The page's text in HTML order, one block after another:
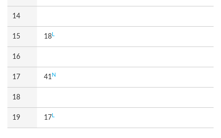
14
15 18
16
17 41 N
18
19 17